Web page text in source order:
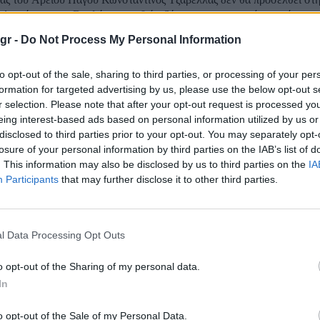
- Do Not Process My Personal Information
opt-out of the sale, sharing to third parties, or processing of your
for targeted advertising by us, please use the below opt-out
selection. Please note that after your opt-out request is processed
interest-based ads based on personal information utilized by us
to third parties prior to your opt-out. You may separately
of your personal information by third parties on the IAB’s list of
This information may also be disclosed by us to third parties on the
Participants that may further disclose it to other third parties.
Data Processing Opt Outs
opt-out of the Sharing of my personal data.
opt-out of the Sale of my Personal Data.
της Βουλής για τη διάταξή του να μην ανασύρει από το
Την Τετάρτη στην Επιτροπή Θεσμών και
Δεμίρης και Τζαβέλλας
Επιτροπή Θεσμών και Διαφάνειας της Βουλής καλούνται την
2026 ο διοικητής της Εθνικής Υπηρεσείας Πληροφοριών,
ο εισαγγελέας του Αρείου Πάγου, Κωνσταντίνος Τζαβέλλας. Η
για τις υποκλοπές...